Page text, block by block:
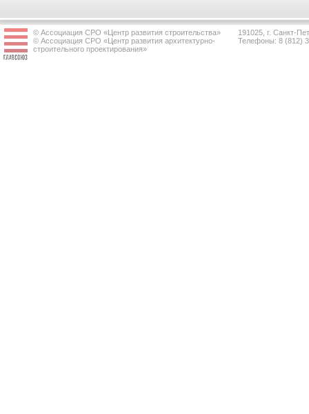
© Ассоциация СРО «Центр развития строительства»
© Ассоциация СРО «Центр развития архитектурно-
строительного проектирования»
191025, г. Санкт-
Телефоны: 8 (812)